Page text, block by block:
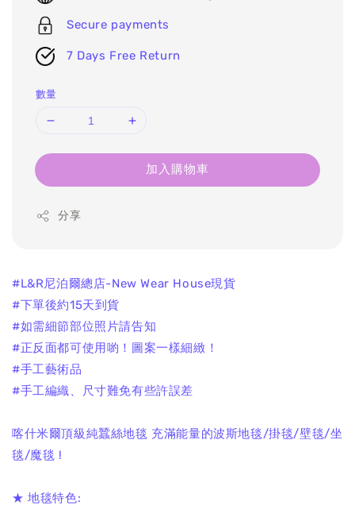
Secure payments
7 Days Free Return
數量
加入購物車
分享
#L&R尼泊爾總店-New Wear House現貨
#下單後約15天到貨
#如需細節部位照片請告知
#正反面都可使用喲！圖案一樣細緻！
#手工藝術品
#手工編織、尺寸難免有些許誤差
喀什米爾頂級純蠶絲地毯 充滿能量的波斯地毯/掛毯/壁毯/坐
毯/魔毯 !
★ 地毯特色: